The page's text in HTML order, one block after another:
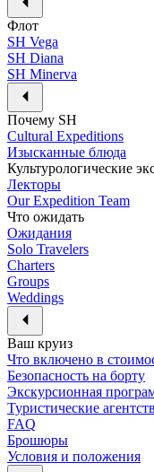
Флот
SH Vega
SH Diana
SH Minerva
Почему SH
Cultural Expeditions
Изысканные блюда
Культурологические
Лекторы
Our Expedition Team
Что ожидать
Ожидания
Solo Travelers
Charters
Groups
Weddings
Ваш круиз
Что включено в
Безопасность на борту
Экскурсионная
Туристические
FAQ
Брошюры
Условия и положения